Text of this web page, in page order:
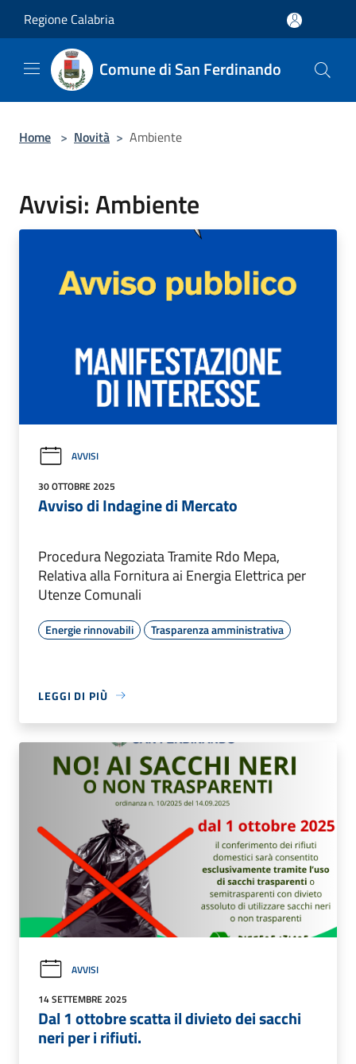
Regione Calabria
Comune di San Ferdinando
Home > Novità > Ambiente
Avvisi: Ambiente
AVVISI
30 OTTOBRE 2025
Avviso di Indagine di Mercato
Procedura Negoziata Tramite Rdo Mepa,
Relativa alla Fornitura ai Energia Elettrica per
Utenze Comunali
Energie rinnovabili Trasparenza amministrativa
LEGGI DI PIÙ
AVVISI
14 SETTEMBRE 2025
Dal 1 ottobre scatta il divieto dei sacchi
neri per i rifiuti.